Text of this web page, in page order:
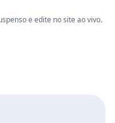
e edite no site ao vivo.